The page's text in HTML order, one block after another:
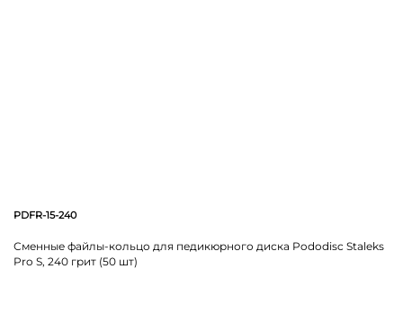
PDFR-15-240
Сменные файлы-кольцо для педикюрного диска Pododisc Staleks
Pro S, 240 грит (50 шт)